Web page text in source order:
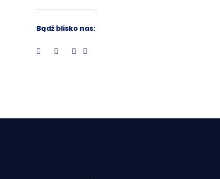
Bądź blisko nas: